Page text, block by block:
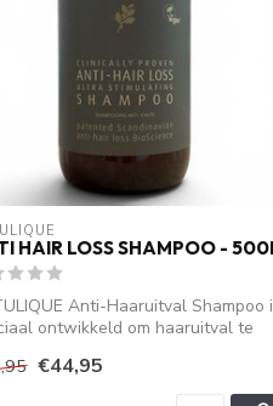
HAIR LOSS SHAMPOO -
Anti-Haaruitval Shampoo
ontwikkeld om haaruitval te
€44,95